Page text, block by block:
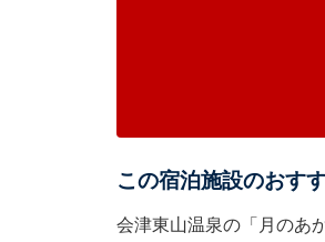
この宿泊施設のおす
会津東山温泉の「月のあ